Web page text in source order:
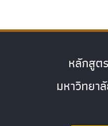
หลักสูต
มหาวิทยา